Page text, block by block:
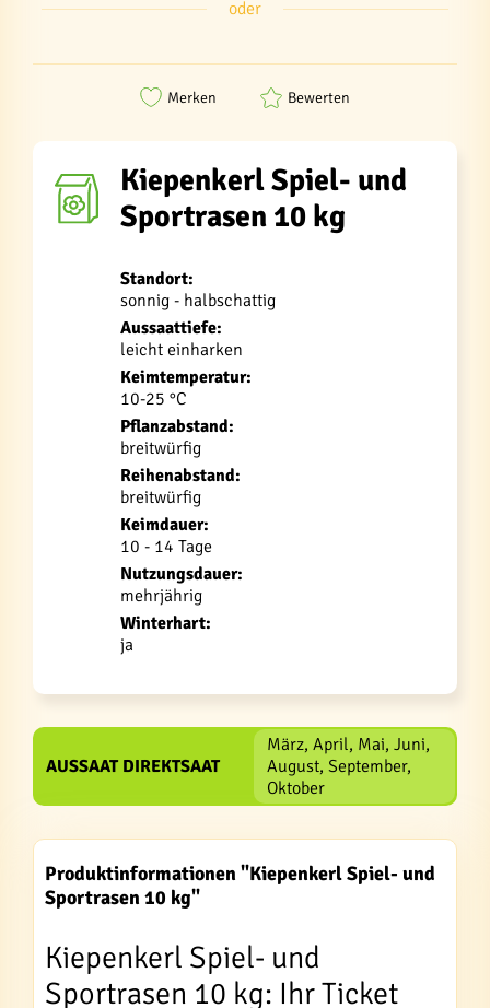
oder
Merken Bewerten
Kiepenkerl Spiel- und
Sportrasen 10 kg
Standort:
sonnig - halbschattig
Aussaattiefe:
leicht einharken
Keimtemperatur:
10-25 °C
Pflanzabstand:
breitwürfig
Reihenabstand:
breitwürfig
Keimdauer:
10 - 14 Tage
Nutzungsdauer:
mehrjährig
Winterhart:
ja
AUSSAAT DIREKTSAAT
März, April, Mai, Juni,
August, September,
Oktober
Produktinformationen "Kiepenkerl Spiel- und
Sportrasen 10 kg"
Kiepenkerl Spiel- und
Sportrasen 10 kg: Ihr Ticket